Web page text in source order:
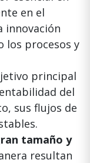
en el
innovación
los procesos y
principal
del
sus flujos de
tamaño y
resultan